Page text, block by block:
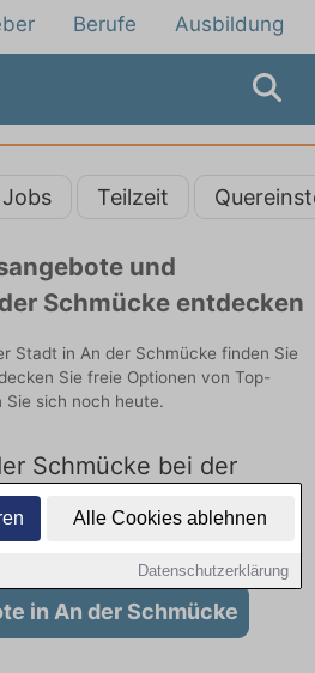
Alle Cookies ablehnen
Datenschutzerklärung
Berufe Ausbildung
Teilzeit
und
Schmücke entdecken
Stadt in An der Schmücke finden Sie
Sie freie Optionen von Top-
Sie sich noch heute.
Schmücke bei der
keine Stellenangebote
der Schmücke
in An der Schmücke